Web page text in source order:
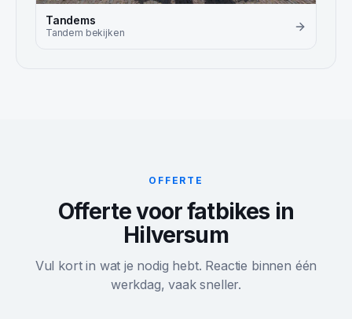
Tandems
Tandem bekijken
OFFERTE
Offerte voor fatbikes in
Hilversum
Vul kort in wat je nodig hebt. Reactie binnen één
werkdag, vaak sneller.